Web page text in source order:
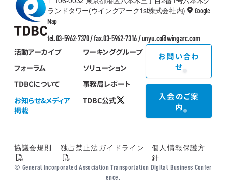
TDBC
ランドタワー(ウイングアーク1st株式会社内)
Google
Map
tel.03-5962-7370 / fax.03-5962-7316 /unyu.co@wingarc.com
活動アーカイブ
ワーキンググループ
フォーラム
ソリューション
TDBCについて
事務局レポート
お知らせ&メディア
掲載
TDBC公式
お問い合わ
せ
入会のご案
内
協議会規則 独占禁止法ガイドライン
個人情報保護方
針
© General Incorporated Association Transportation Digital Business Confer
ence.